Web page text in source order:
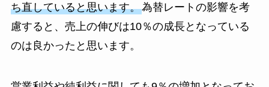
ち直していると思います。為替レートの影響を考
慮すると、売上の伸びは10％の成長となっている
のは良かったと思います。